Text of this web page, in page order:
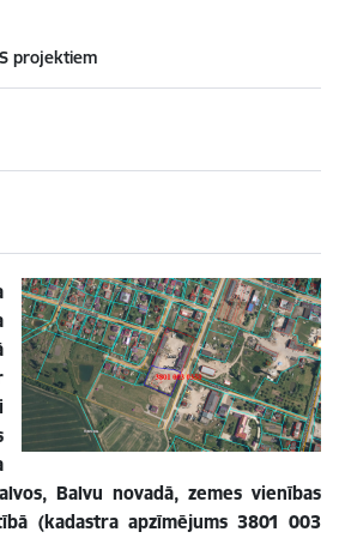
projektiem
Balvu novadā, zemes vienības
(kadastra apzīmējums 3801 003